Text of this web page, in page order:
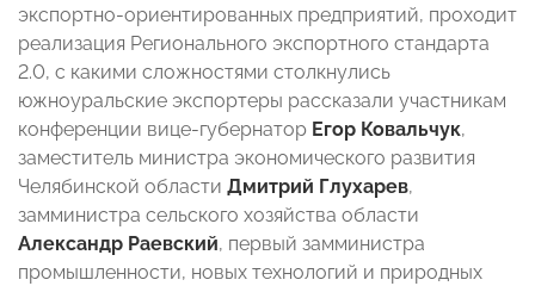
экспортно-ориентированных предприятий, проходит
реализация Регионального экспортного стандарта
2.0, с какими сложностями столкнулись
южноуральские экспортеры рассказали участникам
конференции вице-губернатор Егор Ковальчук,
заместитель министра экономического развития
Челябинской области Дмитрий Глухарев,
замминистра сельского хозяйства области
Александр Раевский, первый замминистра
промышленности, новых технологий и природных